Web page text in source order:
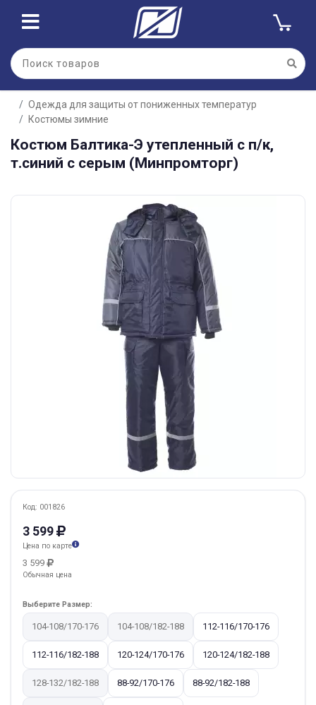
Одежда для защиты от пониженных температур
Костюмы зимние
Костюм Балтика-Э утепленный с п/к,
т.синий с серым (Минпромторг)
Код: 001826
3 599
Цена по карте
3 599
Обычная цена
Выберите Размер:
104-108/170-176 104-108/182-188 112-116/170-176
112-116/182-188 120-124/170-176 120-124/182-188
128-132/182-188 88-92/170-176 88-92/182-188